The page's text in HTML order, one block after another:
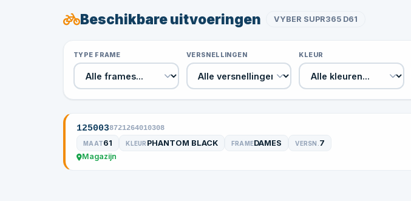
Beschikbare uitvoeringen VYBER SUPR365 D61
TYPE FRAME VERSNELLINGEN KLEUR
1250038721264010308
MAAT61 KLEUR PHANTOM BLACK FRAMEDAMES VERSN. 7
Magazijn